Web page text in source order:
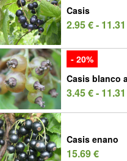
Casis
2.95 € -
- 20%
Casis blanco
3.45 € -
Casis enano
15.69 €